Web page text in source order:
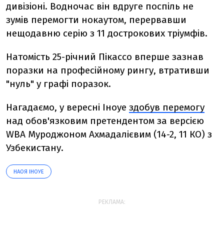
дивізіоні. Водночас він вдруге поспіль не
зумів перемогти нокаутом, перервавши
нещодавню серію з 11 дострокових тріумфів.
Натомість 25-річний Пікассо вперше зазнав
поразки на професійному рингу, втративши
"нуль" у графі поразок.
Нагадаємо, у вересні Іноуе здобув перемогу
над обов'язковим претендентом за версією
WBA Муроджоном Ахмадалієвим (14-2, 11 КО) з
Узбекистану.
НАОЯ ІНОУЕ
РЕКЛАМА: